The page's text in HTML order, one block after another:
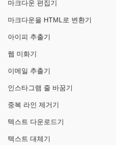
마크다운 편집기
마크다운을 HTML로 변환기
아이피 추출기
웹 미화기
이메일 추출기
인스타그램 줄 바꿈기
중복 라인 제거기
텍스트 다운로드기
텍스트 대체기